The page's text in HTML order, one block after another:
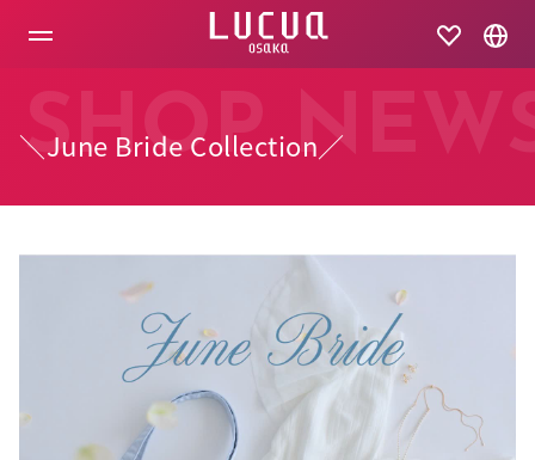
＼June Bride Collection／
SHOP